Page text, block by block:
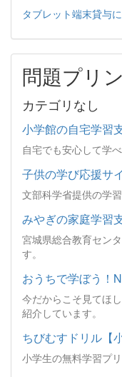
タブレット端末貸与
問題プリ
カテゴリなし
小学館の自宅学習
自宅でも安心して学
子供の学び応援サ
文部科学省提供の学
みやぎの家庭学習
宮城県総合教育セン
す。
おうちで学ぼう！
今だからこそ見てほ
紹介しています。
ちびむすドリル【
小学生の無料学習プ